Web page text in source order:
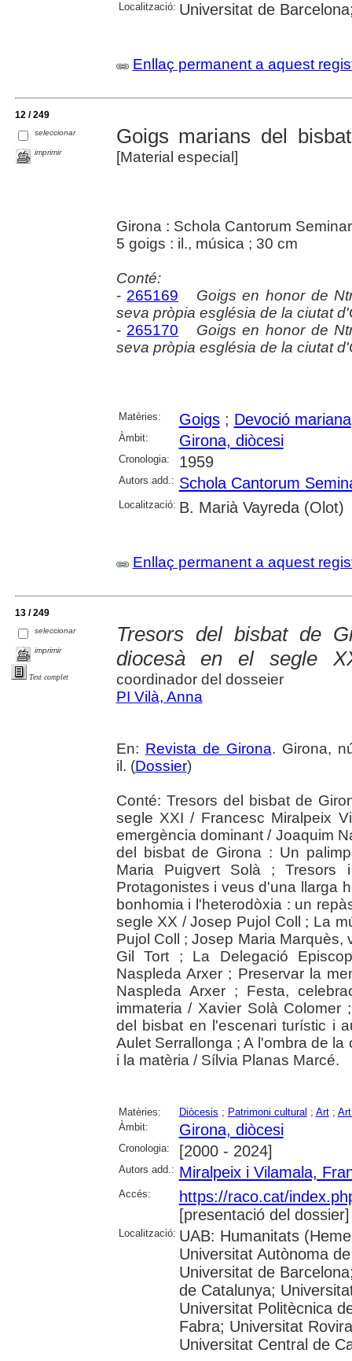
Localització: Universitat de
Enllaç permanent a aquest
12 / 249
seleccionar
imprimir
Goigs marians del
[Material especial]
Girona : Schola Cantorum
5 goigs : il., música ; 30 cm
Conté:
- 265169
Goigs en honor de
seva pròpia església de la ciutat
- 265170
Goigs en honor de
seva pròpia església de la ciutat
Matèries: Goigs; Devoció mariana
Àmbit: Girona, diòcesi
Cronologia: 1959
Autors add.: Schola Cantorum
Localització: B. Marià Vayreda (Olot)
Enllaç permanent a aquest
13 / 249
seleccionar
imprimir
Text complet
Tresors del bisbat de
diocesà en el segle
coordinador del dosseier
PI Vilà, Anna
En: Revista de Girona. Girona,
il. (Dossier)
Conté: Tresors del bisbat de
segle XXI / Francesc Miralpeix
emergència dominant / Joaquim
del bisbat de Girona : Un
Maria Puigvert Solà ;
Protagonistes i veus d'una llarga
bonhomia i l'heterodòxia : un
segle XX / Josep Pujol Coll ; La
Pujol Coll ; Josep Maria
Gil Tort ; La Delegació
Naspleda Arxer ; Preservar la
Naspleda Arxer ; Festa,
immateria / Xavier Solà
del bisbat en l'escenari turístic i
Aulet Serrallonga ; A l'ombra de
i la matèria / Sílvia Planas Marcé.
Matèries: Diòcesis ; Patrimoni cultural ; Art;
Àmbit:
Girona, diòcesi
Cronologia: [2000 - 2024]
Autors add.: Miralpeix i Vilamala,
Accés:
https://raco.cat/
[presentació del dossier]
Localització: UAB: Humanitats
Universitat Autònoma
Universitat de
de Catalunya;
Universitat Politècnica
Fabra; Universitat
Universitat Central de